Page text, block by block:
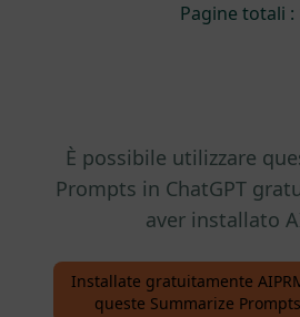
Pagine totali :
È possibile utilizzare
Prompts in ChatGPT
aver installato
Installate gratuitamente
queste Summarize